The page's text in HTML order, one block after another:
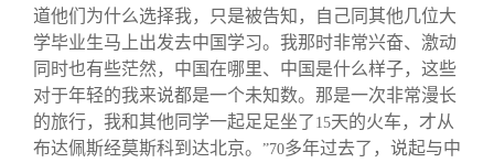
道他们为什么选择我，只是被告知，自己同其他几位大
学毕业生马上出发去中国学习。我那时非常兴奋、激动
同时也有些茫然，中国在哪里、中国是什么样子，这些
对于年轻的我来说都是一个未知数。那是一次非常漫长
的旅行，我和其他同学一起足足坐了 15天的火车，才从
布达佩斯经莫斯科到达北京。 ”70多年过去了，说起与中